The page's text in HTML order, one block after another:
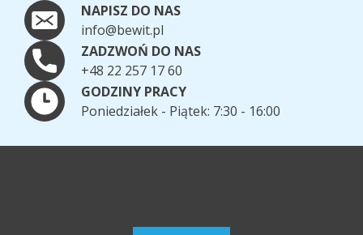
NAPISZ DO NAS
info@bewit.pl
ZADZWOŃ DO NAS
+48 22 257 17 60
GODZINY PRACY
Poniedziałek - Piątek: 7:30 - 16:00